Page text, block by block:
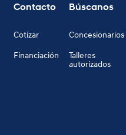
Contacto
Cotizar
Financiación
Búscanos
Concesionarios
Talleres
autorizados